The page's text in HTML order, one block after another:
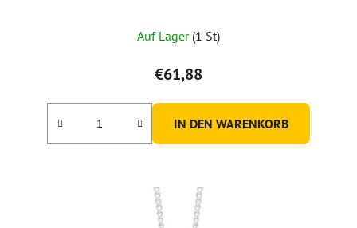
Auf Lager (1 St)
€61,88
IN DEN WARENKORB